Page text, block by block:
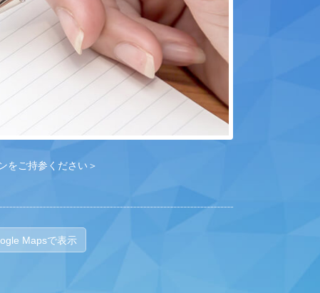
をご持参ください＞
Mapsで表示